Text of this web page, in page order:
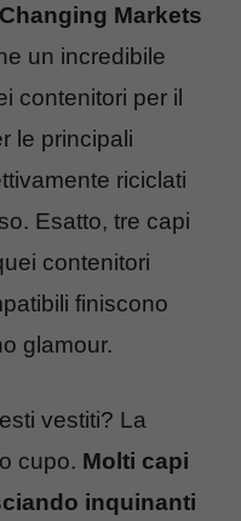
Markets
un incredibile
contenitori per il
le principali
riciclati
Esatto, tre capi
contenitori
finiscono
glamour.
vestiti? La
cupo. Molti capi
inquinanti